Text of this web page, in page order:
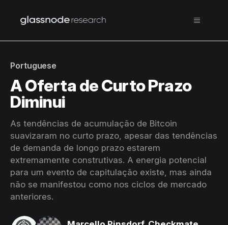
Portuguese
A Oferta de Curto Prazo
Diminui
As tendências de acumulação de Bitcoin
suavizaram no curto prazo, apesar das tendências
de demanda de longo prazo estarem
extremamente construtivas. A energia potencial
para um evento de capitulação existe, mas ainda
não se manifestou como nos ciclos de mercado
anteriores.